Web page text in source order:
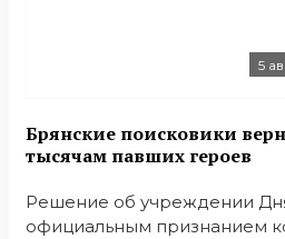
5
Брянские поисковики
тысячам павших героев
Решение об учреждении
официальным признанием